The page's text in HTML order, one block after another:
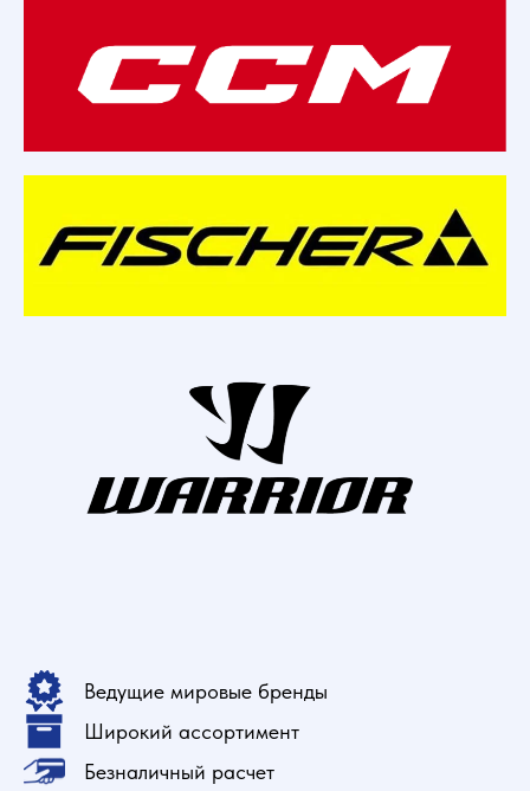
Ведущие мировые бренды
Широкий ассортимент
Безналичный расчет